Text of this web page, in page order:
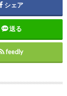
シェア
送る
feedly